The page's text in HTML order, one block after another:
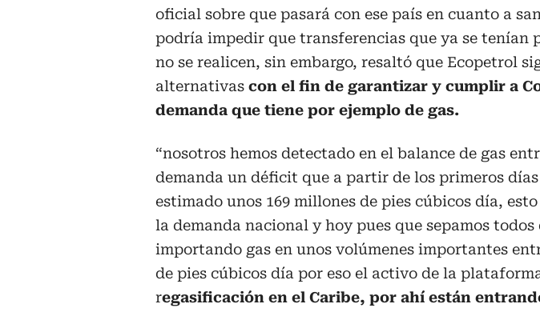
oficial sobre que pasará con ese país en cuanto a
podría impedir que transferencias que ya se tenían
no se realicen, sin embargo, resaltó que Ecopetrol
alternativas con el fin de garantizar y cumplir a
demanda que tiene por ejemplo de gas.
“nosotros hemos detectado en el balance de gas
demanda un déficit que a partir de los primeros
estimado unos 169 millones de pies cúbicos día, esto
la demanda nacional y hoy pues que sepamos todos
importando gas en unos volúmenes importantes
de pies cúbicos día por eso el activo de la
regasificación en el Caribe, por ahí están